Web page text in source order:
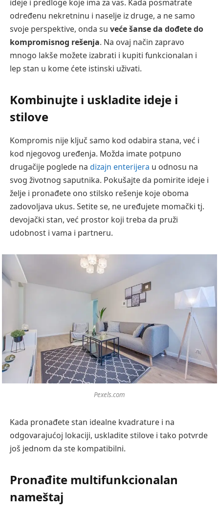
ideje i predloge koje ima za vas. Kada posmatrate
određenu nekretninu i naselje iz druge, a ne samo
svoje perspektive, onda su veće šanse da dođete do
kompromisnog rešenja. Na ovaj način zapravo
mnogo lakše možete izabrati i kupiti funkcionalan i
lep stan u kome ćete istinski uživati.
Kombinujte i uskladite ideje i
stilove
Kompromis nije ključ samo kod odabira stana, već i
kod njegovog uređenja. Možda imate potpuno
drugačije poglede na dizajn enterijera u odnosu na
svog životnog saputnika. Pokušajte da pomirite ideje i
želje i pronađete ono stilsko rešenje koje oboma
zadovoljava ukus. Setite se, ne uređujete momački tj.
devojački stan, već prostor koji treba da pruži
udobnost i vama i partneru.
Pexels.com
Kada pronađete stan idealne kvadrature i na
odgovarajućoj lokaciji, uskladite stilove i tako potvrde
još jednom da ste kompatibilni.
Pronađite multifunkcionalan
nameštaj